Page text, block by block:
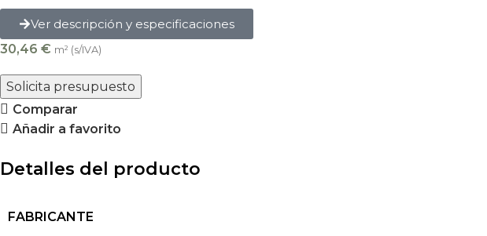
Ver descripción y especificaciones
30,46 € m² (s/IVA)
Solicita presupuesto
Comparar
Añadir a favorito
Detalles del producto
FABRICANTE